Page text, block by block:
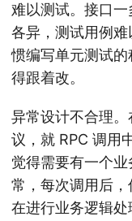
难以测试。接口
各异，测试用例
惯编写单元测试
得跟着改。
异常设计不合理
议，就 RPC 调用
觉得需要有一个
常，每次调用后
在进行业务逻辑